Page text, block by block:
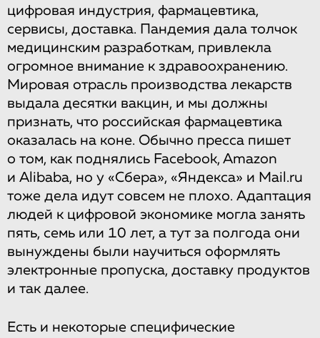
цифровая индустрия, фармацевтика,
сервисы, доставка. Пандемия дала толчок
медицинским разработкам, привлекла
огромное внимание к здравоохранению.
Мировая отрасль производства лекарств
выдала десятки вакцин, и мы должны
признать, что российская фармацевтика
оказалась на коне. Обычно пресса пишет
о том, как поднялись Facebook, Amazon
и Alibaba, но у «Сбера», «Яндекса» и Mail.ru
тоже дела идут совсем не плохо. Адаптация
людей к цифровой экономике могла занять
пять, семь или 10 лет, а тут за полгода они
вынуждены были научиться оформлять
электронные пропуска, доставку продуктов
и так далее.
Есть и некоторые специфические